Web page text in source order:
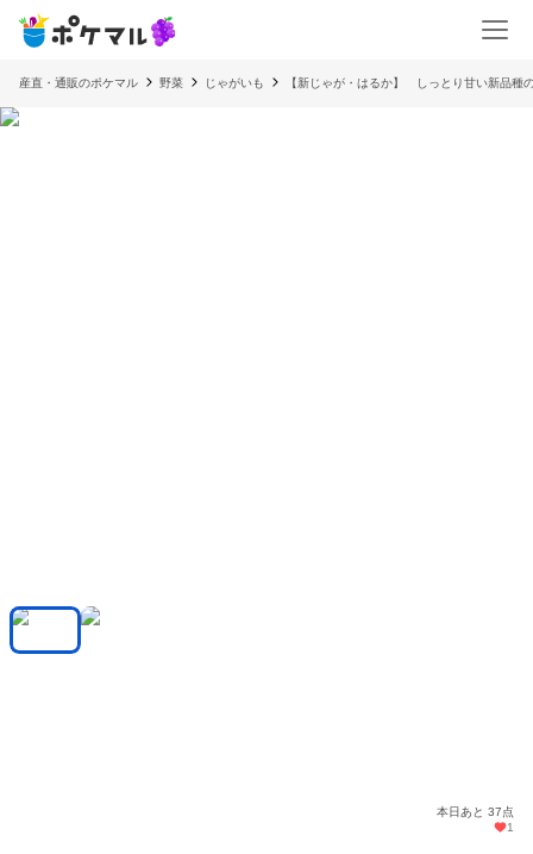
産直・通販のポケマル 野菜 じゃがいも 【新じゃが・はるか】 しっとり甘い新品種
本日あと 37点
1